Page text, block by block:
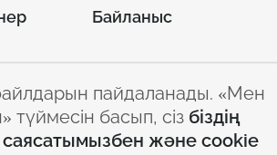
Байланыс
–
тас
пайдаланады. «Мен
түймесін басып, сіз біздің
және cookie